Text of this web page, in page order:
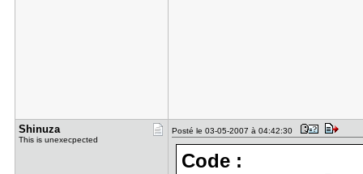
Shinuza
This is unexecpected
Posté le 03-05-2007 à 04:42:30
Code :